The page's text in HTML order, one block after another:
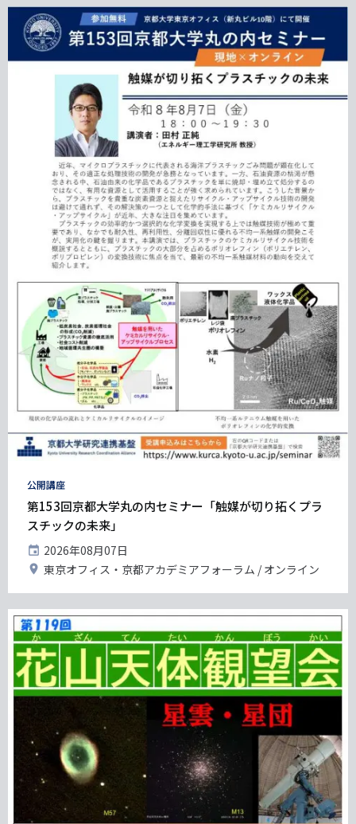
タ
グ
公開講座
第153回京都大学丸の内セミナー「触媒が切り拓くプラ
スチックの未来」
開
催
日
2026年08月07日
開
地
東京オフィス・京都アカデミアフォーラム オンライン